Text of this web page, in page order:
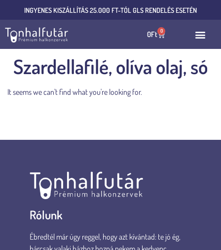
INGYENES KISZÁLLÍTÁS 25.000 FT-TÓL GLS RENDELÉS ESETÉN
0Ft 0
Szardellafilé, olíva olaj, só
It seems we can't find what you're looking for.
Rólunk
Ébredtél már úgy reggel, hogy azt kívántad: te jó ég,